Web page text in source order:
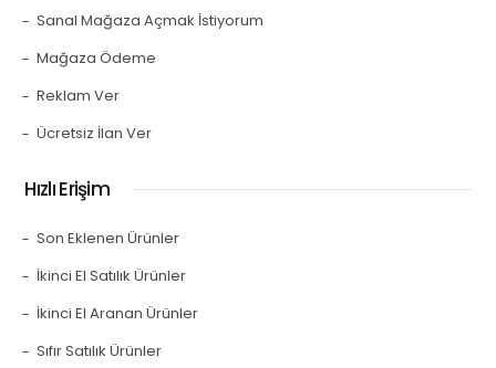
Sanal Mağaza Açmak İstiyorum
Mağaza Ödeme
Reklam Ver
Ücretsiz İlan Ver
Hızlı Erişim
Son Eklenen Ürünler
İkinci El Satılık Ürünler
İkinci El Aranan Ürünler
Sıfır Satılık Ürünler